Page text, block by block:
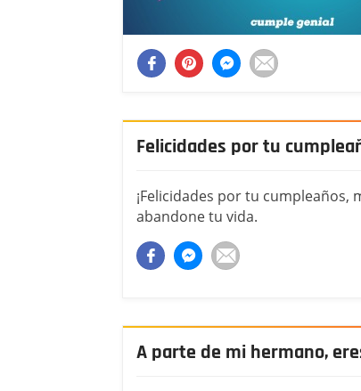
Felicidades por tu
¡Felicidades por tu cumpleaños,
abandone tu vida.
A parte de mi hermano,